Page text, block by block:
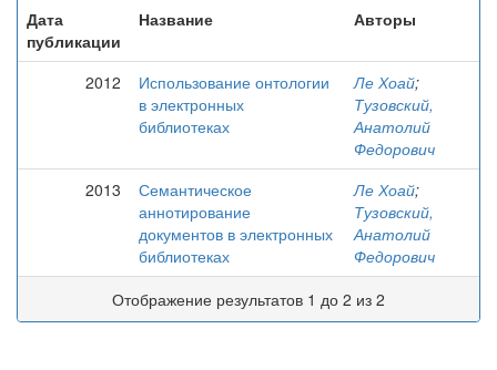
Дата
публикации
Название Авторы
2012
Использование онтологии
в электронных
библиотеках
Ле Хоай;
Тузовский,
Анатолий
Федорович
2013
Семантическое
аннотирование
документов в электронных
библиотеках
Ле Хоай;
Тузовский,
Анатолий
Федорович
Отображение результатов 1 до 2 из 2